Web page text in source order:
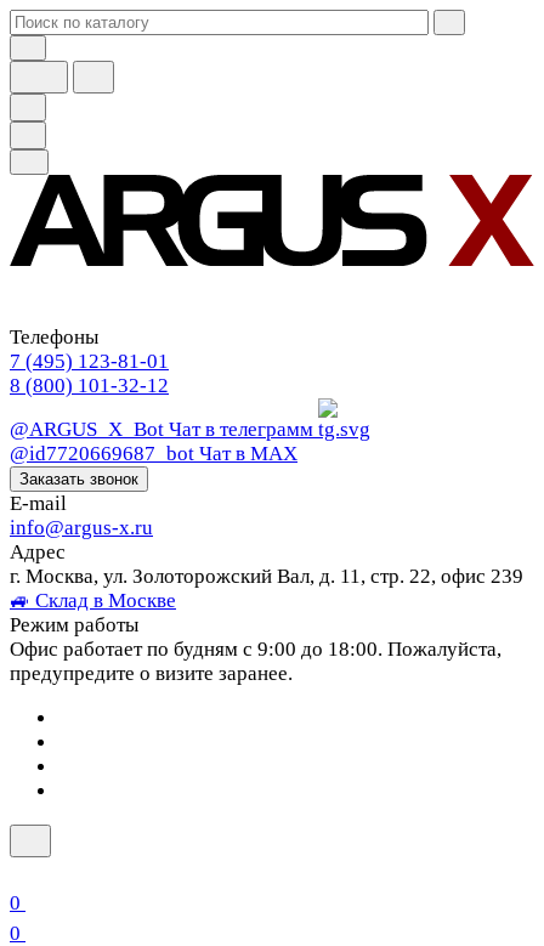
Телефоны
7 (495) 123-81-01
8 (800) 101-32-12
@ARGUS_X_Bot Чат в телеграмм
@id7720669687_bot Чат в МАХ
Заказать звонок
E-mail
info@argus-x.ru
Адрес
г. Москва, ул. Золоторожский Вал, д. 11, стр. 22, офис 239
🚙 Склад в Москве
Режим работы
Офис работает по будням с 9:00 до 18:00. Пожалуйста,
предупредите о визите заранее.
0
0